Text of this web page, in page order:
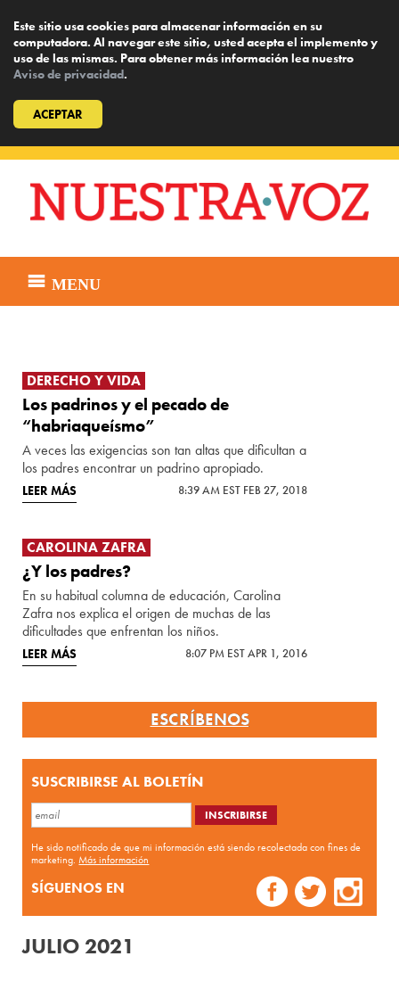
Este sitio usa cookies para almacenar información en su
computadora. Al navegar este sitio, usted acepta el implemento y
uso de las mismas. Para obtener más información lea nuestro
Aviso de privacidad.
ACEPTAR
content
MENU
DERECHO Y VIDA
Los padrinos y el pecado de
“habriaqueísmo”
A veces las exigencias son tan altas que dificultan a
los padres encontrar un padrino apropiado.
LEER MÁS 8:39 AM EST FEB 27, 2018
CAROLINA ZAFRA
¿Y los padres?
En su habitual columna de educación, Carolina
Zafra nos explica el origen de muchas de las
dificultades que enfrentan los niños.
LEER MÁS 8:07 PM EST APR 1, 2016
ESCRÍBENOS
SUSCRIBIRSE AL BOLETÍN
He sido notificado de que mi información está siendo recolectada con fines de
marketing.Más información
SÍGUENOS EN
JULIO 2021